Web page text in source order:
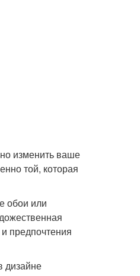
изменить ваше
той, которая
обои или
предпочтения
дизайне